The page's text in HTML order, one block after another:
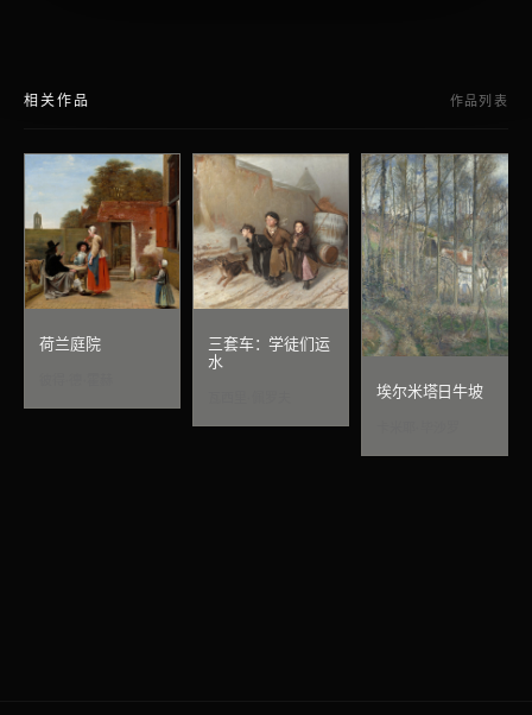
相关作品 作品列表
荷兰庭院
三套车：学徒们运
水
埃尔米塔日牛坡